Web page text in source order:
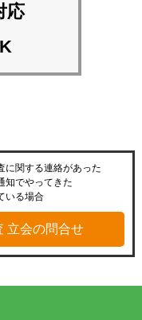
応
に関する連絡があった
知でやってきた
いる場合
立会の問合せ